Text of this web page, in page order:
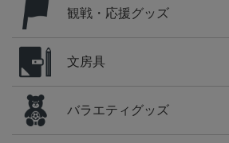
観戦・応援グッズ
文房具
バラエティグッズ